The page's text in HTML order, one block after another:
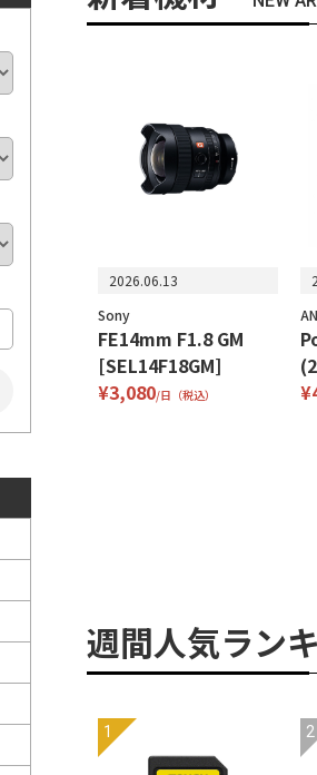
2026.06.13
Sony
FE14mm F1.8 GM
[SEL14F18GM]
¥3,080/日（税込）
週間人気ラン